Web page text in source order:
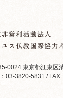
0024 東京都江東区
03-3820-5831 / FAX